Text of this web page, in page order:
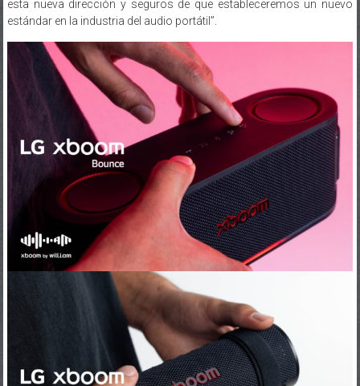
esta nueva dirección y seguros de que estableceremos un nuevo
estándar en la industria del audio portátil”.